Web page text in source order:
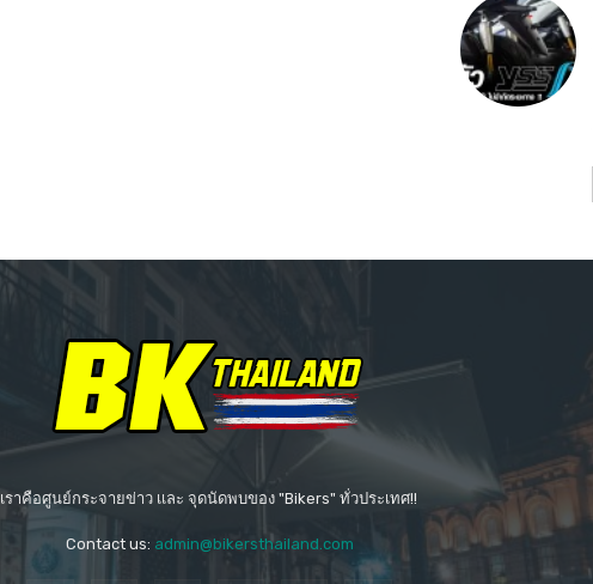
เราคือศูนย์กระจายข่าว เเละ จุดนัดพบของ "Bikers" ทั่วประเทศ!!
Contact us: admin@bikersthailand.com